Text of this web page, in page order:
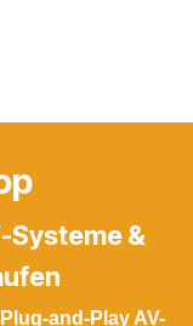
Systeme &
and-Play AV-